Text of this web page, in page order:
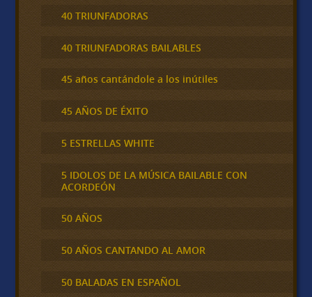
40 TRIUNFADORAS
40 TRIUNFADORAS BAILABLES
45 años cantándole a los inútiles
45 AÑOS DE ÉXITO
5 ESTRELLAS WHITE
5 IDOLOS DE LA MÚSICA BAILABLE CON
ACORDEÓN
50 AÑOS
50 AÑOS CANTANDO AL AMOR
50 BALADAS EN ESPAÑOL